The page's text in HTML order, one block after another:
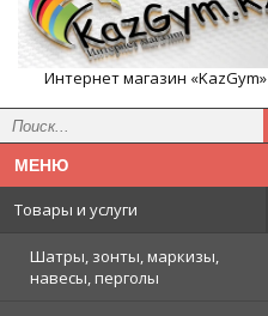
Интернет магазин «KazGym»
Товары и услуги
Шатры, зонты, маркизы,
навесы, перголы